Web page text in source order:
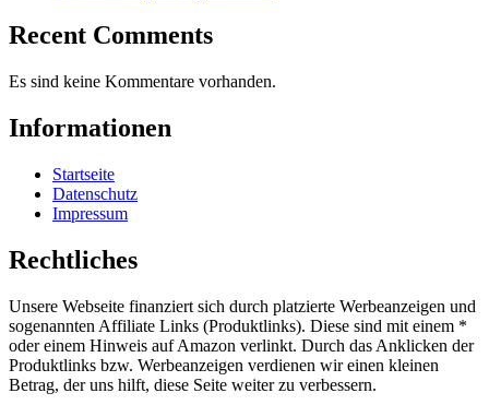
Recent Comments
Es sind keine Kommentare vorhanden.
Informationen
Startseite
Datenschutz
Impressum
Rechtliches
Unsere Webseite finanziert sich durch platzierte Werbeanzeigen und
sogenannten Affiliate Links (Produktlinks). Diese sind mit einem *
oder einem Hinweis auf Amazon verlinkt. Durch das Anklicken der
Produktlinks bzw. Werbeanzeigen verdienen wir einen kleinen
Betrag, der uns hilft, diese Seite weiter zu verbessern.